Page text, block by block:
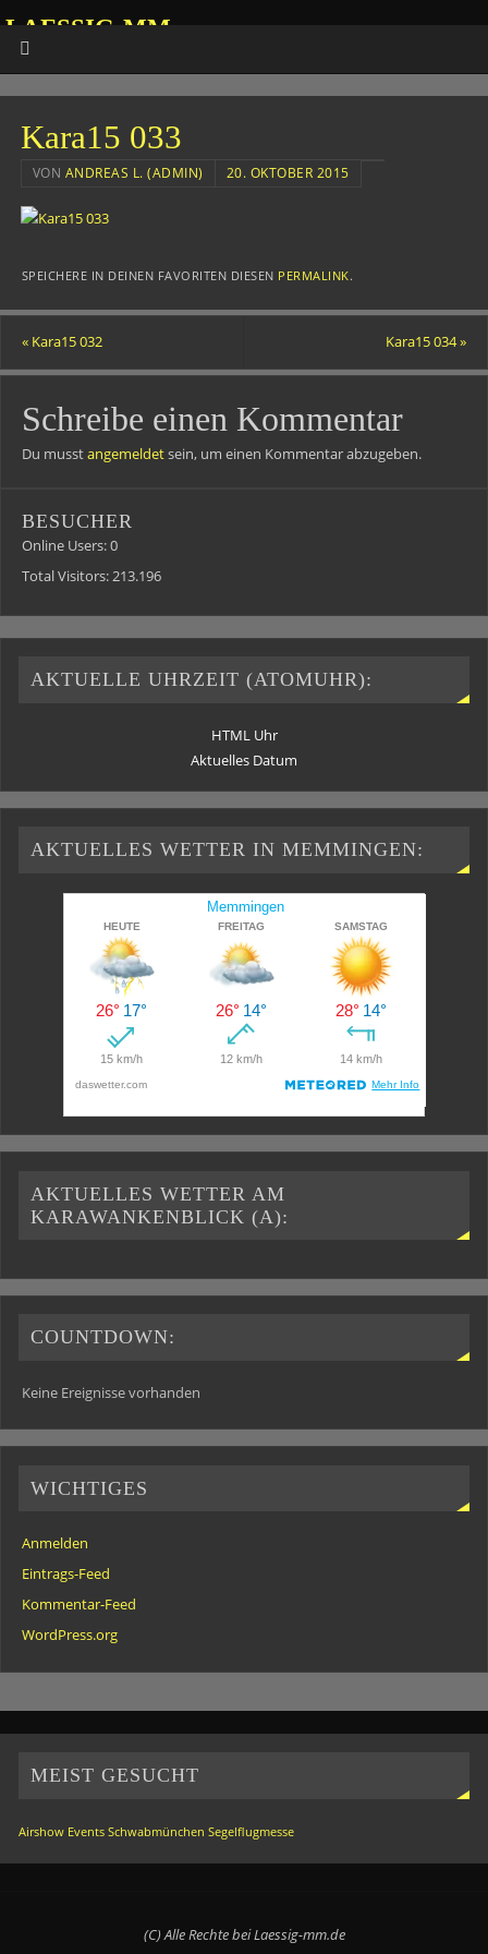
LAESSIG-MM
Kara15 033
VON ANDREAS L. (ADMIN) 20. OKTOBER 2015
SPEICHERE IN DEINEN FAVORITEN DIESEN PERMALINK.
«Kara15 032 Kara15 034»
Schreibe einen Kommentar
Du musstangemeldetsein, um einen Kommentar abzugeben.
BESUCHER
Online Users:0
Total Visitors:213.196
AKTUELLE UHRZEIT (ATOMUHR):
HTML Uhr
Aktuelles Datum
AKTUELLES WETTER IN MEMMINGEN:
AKTUELLES WETTER AM
KARAWANKENBLICK (A):
COUNTDOWN:
Keine Ereignisse vorhanden
WICHTIGES
Anmelden
Eintrags-Feed
Kommentar-Feed
WordPress.org
MEIST GESUCHT
Airshow Events Schwabmünchen Segelflugmesse
(C) Alle Rechte bei Laessig-mm.de